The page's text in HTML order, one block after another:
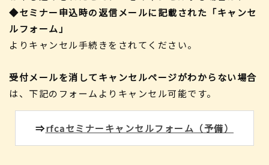
◆セミナー申込時の返信メールに記載された「キャンセ
ルフォーム」
よりキャンセル手続きをされてください。
受付メールを消してキャンセルページがわからない場合
は、下記のフォームよりキャンセル可能です。
⇒rfcaセミナーキャンセルフォーム（予備）